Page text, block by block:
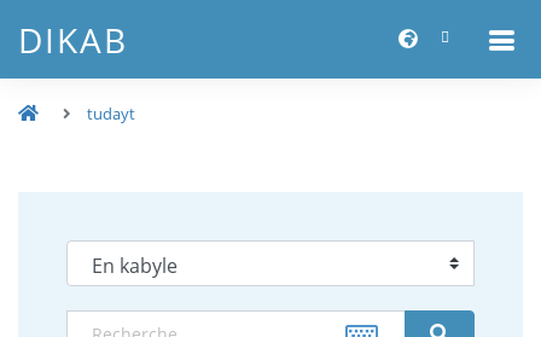
DIKAB
tudayt